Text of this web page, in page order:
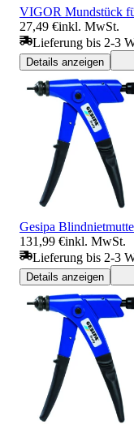
VIGOR Mundstück
27,49 €inkl. MwSt.
Lieferung bis 2-3
Details anzeigen
Gesipa
131,99 €inkl. MwSt.
Lieferung bis 2-3
Details anzeigen